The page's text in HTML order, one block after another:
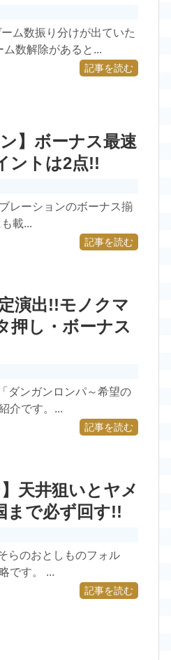
ム数振り分けが出ていた
数解除があると...
記事を読む
】ボーナス最速
ントは2点!!
レーションのボーナス揃
載...
記事を読む
演出!!モノクマ
押し・ボーナス
ダンガンロンパ～希望の
介です。...
記事を読む
天井狙いとヤメ
まで必ず回す!!
らのおとしものフォル
です。 ...
記事を読む